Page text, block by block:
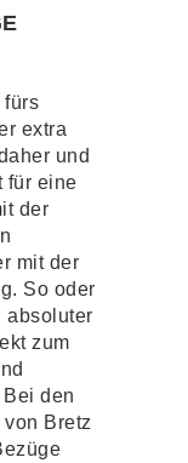
fürs
extra
und
für eine
der
mit der
So oder
absoluter
zum
den
Bretz